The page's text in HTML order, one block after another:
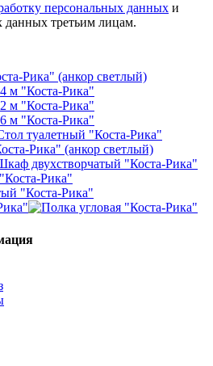
персональных данных и
данных третьим лицам.